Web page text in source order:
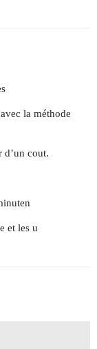
la méthode
d’un cout.
et les u